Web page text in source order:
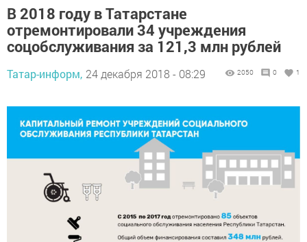
В 2018 году в Татарстане
отремонтировали 34 учреждения
соцобслуживания за 121,3 млн рублей
Татар-информ, 24 декабря 2018 - 08:29 2050 0 1